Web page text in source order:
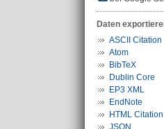
Daten
ASCII Citation
Atom
BibTeX
Dublin Core
EP3 XML
EndNote
HTML Citation
JSON